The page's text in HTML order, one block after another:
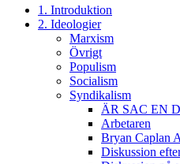
1. Introduktion
2. Ideologier
Marxism
Övrigt
Populism
Socialism
Syndikalism
ÄR SAC EN
Arbetaren
Bryan Caplan
Diskussion